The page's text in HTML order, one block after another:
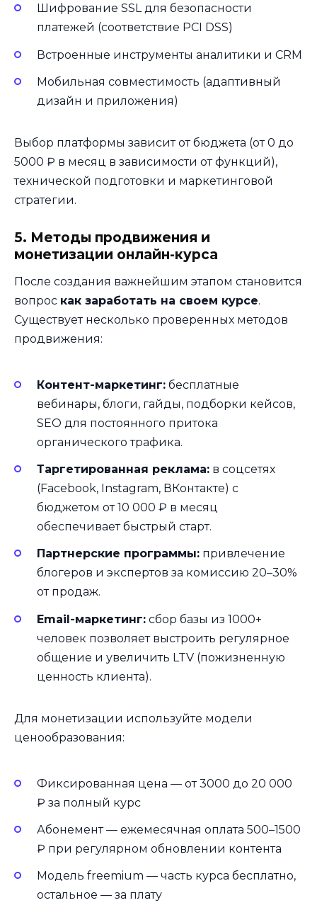
Шифрование SSL для безопасности
платежей (соответствие PCI DSS)
Встроенные инструменты аналитики и CRM
Мобильная совместимость (адаптивный
дизайн и приложения)
Выбор платформы зависит от бюджета (от 0 до
5000 ₽ в месяц в зависимости от функций),
технической подготовки и маркетинговой
стратегии.
5. Методы продвижения и
монетизации онлайн-курса
После создания важнейшим этапом становится
вопрос как заработать на своем курсе.
Существует несколько проверенных методов
продвижения:
Контент-маркетинг: бесплатные
вебинары, блоги, гайды, подборки кейсов,
SEO для постоянного притока
органического трафика.
Таргетированная реклама: в соцсетях
(Facebook, Instagram, ВКонтакте) с
бюджетом от 10 000 ₽ в месяц
обеспечивает быстрый старт.
Партнерские программы: привлечение
блогеров и экспертов за комиссию 20–30%
от продаж.
Email-маркетинг: сбор базы из 1000+
человек позволяет выстроить регулярное
общение и увеличить LTV (пожизненную
ценность клиента).
Для монетизации используйте модели
ценообразования:
Фиксированная цена — от 3000 до 20 000
₽ за полный курс
Абонемент — ежемесячная оплата 500–1500
₽ при регулярном обновлении контента
Модель freemium — часть курса бесплатно,
остальное — за плату